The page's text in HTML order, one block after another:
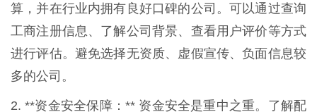
算，并在行业内拥有良好口碑的公司。可以通过查询
工商注册信息、了解公司背景、查看用户评价等方式
进行评估。避免选择无资质、虚假宣传、负面信息较
多的公司。
2. **资金安全保障：** 资金安全是重中之重。了解配